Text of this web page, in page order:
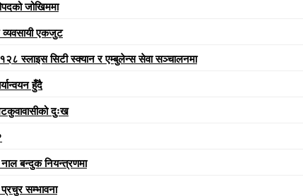
जोखिममा
व्यवसायी एकजुट
स्लाइस सिटी स्क्यान र एम्बुलेन्स सेवा सञ्चालनमा
हुँदै
दुःख
बन्दुक नियन्त्रणमा
सम्भावना